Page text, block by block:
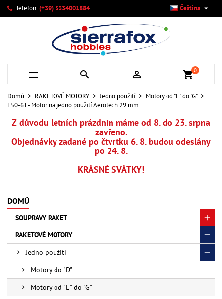
Telefon:(+39) 3334001884 Čeština 
   shopping_cart0
Domů RAKETOVÉ MOTORY Jedno použití
Motory od "E" do "G"
F50-6T - Motor na jedno použití Aerotech 29 mm
Z důvodu letních prázdnin máme od 8. do 23. srpna
zavřeno.
Objednávky zadané po čtvrtku 6. 8. budou odeslány
po 24. 8.
KRÁSNÉ SVÁTKY!
DOMŮ
SOUPRAVY RAKET
RAKETOVÉ MOTORY
Jedno použití
Motory do "D"
Motory od "E" do "G"
Můj seznam přání ×
Vytvořit nový seznam
Vytvořit seznam přání ×
Název seznamu přání
Zrušit Vytvořit seznam přání
Přihlásit se ×
Musíte být přihlášen, abyste si mohli výrobky uložit do
svého seznamu přání.
Zrušit Přihlásit se